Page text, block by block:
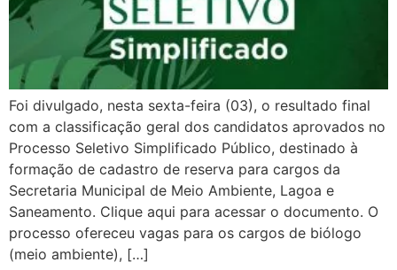
Foi divulgado, nesta sexta-feira (03), o resultado final
com a classificação geral dos candidatos aprovados no
Processo Seletivo Simplificado Público, destinado à
formação de cadastro de reserva para cargos da
Secretaria Municipal de Meio Ambiente, Lagoa e
Saneamento. Clique aqui para acessar o documento. O
processo ofereceu vagas para os cargos de biólogo
(meio ambiente), […]